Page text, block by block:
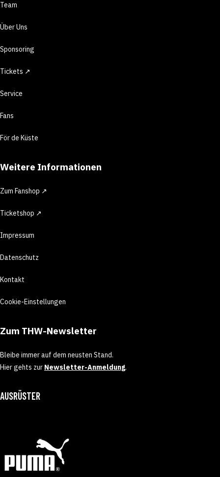
Team
Über Uns
Sponsoring
Tickets ↗
Service
Fans
För de Küste
Weitere Informationen
Zum Fanshop ↗
Ticketshop ↗
Impressum
Datenschutz
Kontakt
Cookie-Einstellungen
Zum THW-Newsletter
Bleibe immer auf dem neusten Stand.
Hier gehts zur Newsletter-Anmeldung.
AUSRÜSTER